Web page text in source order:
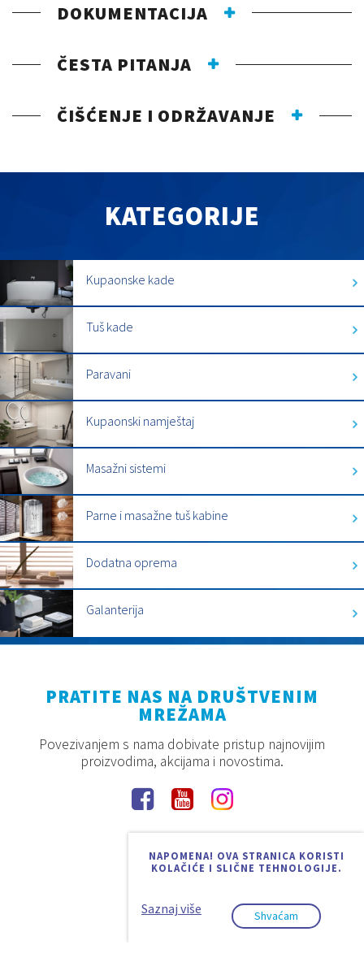
DOKUMENTACIJA
ČESTA PITANJA
ČIŠĆENJE I ODRŽAVANJE
KATEGORIJE
Kupaonske kade
Tuš kade
Paravani
Kupaonski namještaj
Masažni sistemi
Parne i masažne tuš kabine
Dodatna oprema
Galanterija
NAPOMENA! OVA STRANICA KORISTI
KOLAČIĆE I SLIČNE TEHNOLOGIJE.
Saznaj više Shvaćam
PRATITE NAS NA DRUŠTVENIM
MREŽAMA
Povezivanjem s nama dobivate pristup najnovijim
proizvodima, akcijama i novostima.